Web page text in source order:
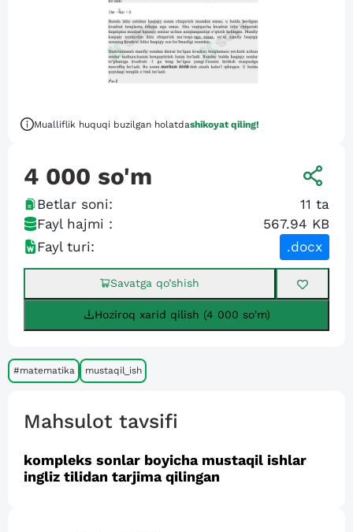
Mualliflik huquqi buzilgan holatdashikoyat qiling!
4 000 so'm
Betlar soni: 11 ta
Fayl hajmi :
567.94 KB
Fayl turi:
.docx
Savatga qo’shish
Hoziroq xarid qilish (4 000 so'm)
#matematika mustaqil_ish
Mahsulot tavsifi
kompleks sonlar boyicha mustaqil ishlar
ingliz tilidan tarjima qilingan